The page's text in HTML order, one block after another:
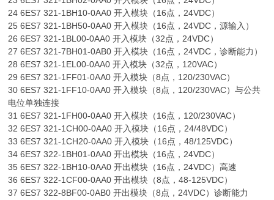
24 6ES7 321-1BH10-0AA0 开入模块（16点，24VDC）
25 6ES7 321-1BH50-0AA0 开入模块（16点，24VDC，源输入）
26 6ES7 321-1BL00-0AA0 开入模块（32点，24VDC）
27 6ES7 321-7BH01-0AB0 开入模块（16点，24VDC，诊断能力）
28 6ES7 321-1EL00-0AA0 开入模块（32点，120VAC）
29 6ES7 321-1FF01-0AA0 开入模块（8点，120/230VAC）
30 6ES7 321-1FF10-0AA0 开入模块（8点，120/230VAC）与公共
电位单独连接
31 6ES7 321-1FH00-0AA0 开入模块（16点，120/230VAC）
32 6ES7 321-1CH00-0AA0 开入模块（16点，24/48VDC）
33 6ES7 321-1CH20-0AA0 开入模块（16点，48/125VDC）
34 6ES7 322-1BH01-0AA0 开出模块（16点，24VDC）
35 6ES7 322-1BH10-0AA0 开出模块（16点，24VDC）高速
36 6ES7 322-1CF00-0AA0 开出模块（8点，48-125VDC）
37 6ES7 322-8BF00-0AB0 开出模块（8点，24VDC）诊断能力